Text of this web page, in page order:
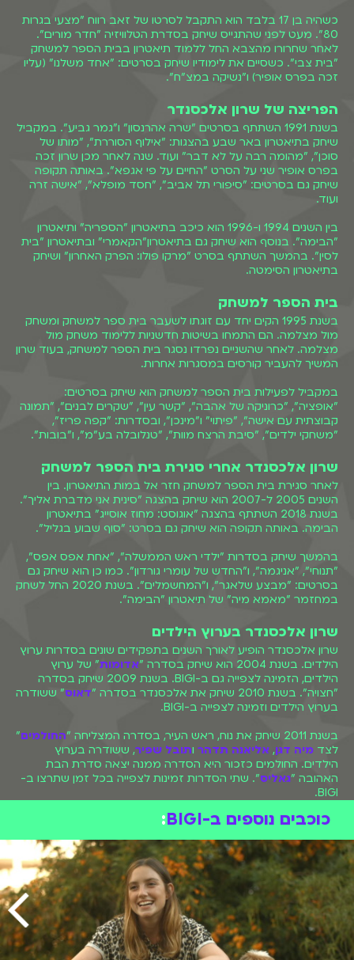
כשהיה בן 17 בלבד הוא התקבל לסרטו של זאב רווח "מצעי בגרות
80". מעט לפני שהתגייס שיחק בסדרת הטלוויזיה "חדר מורים".
לאחר שחרורו מהצבא החל ללמוד תיאטרון בבית הספר למשחק
"בית צבי". כשסיים את לימודיו שיחק בסרטים: "אחד משלנו" (עליו
זכה בפרס אופיר) ו"נשיקה במצ"ח".
הפריצה של שרון אלכסנדר
בשנת 1991 השתתף בסרטים "שרה אהרנסון" ו"גמר גביע". במקביל
שיחק בתיאטרון באר שבע בהצגות: "אילוף הסוררת", "מותו של
סוכן", "מהומה רבה על לא דבר" ועוד. שנה לאחר מכן שרון זכה
בפרס אופיר שני על הסרט "החיים על פי אגפא". באותה תקופה
שיחק גם בסרטים: "סיפורי תל אביב", "חסד מופלא", "אישה זרה
ועוד.
בין השנים 1994 ו-1996 הוא כיכב בתיאטרון "הספריה" ותיאטרון
"הבימה". בנוסף הוא שיחק גם בתיאטרון"הקאמרי" ובתיאטרון "בית
לסין". בהמשך השתתף בסרט "מרקו פולו: הפרק האחרון" ושיחק
בתיאטרון הסימטה.
בית הספר למשחק
בשנת 1995 הקים יחד עם זוגתו לשעבר בית ספר למשחק ומשחק
מול מצלמה. הם התמחו בשיטות חדשניות ללימוד משחק מול
מצלמה. לאחר שהשניים נפרדו נסגר בית הספר למשחק, בעוד שרון
המשיך להעביר קורסים במסגרות אחרות.
במקביל לפעילות בית הספר למשחק הוא שיחק בסרטים:
"אופציה", "כרוניקה של אהבה", "קשר עין", "שקרים לבנים", "תמונה
קבוצתית עם אישה", "פיתוי" ו"מינכן", ובסדרות: "קפה פריז",
"משחקי ילדים", "סיבת הרצח מוות", "טנלובלה בע"מ", ו"בובות".
שרון אלכסנדר אחרי סגירת בית הספר למשחק
לאחר סגירת בית הספר למשחק חזר אל במות התיאטרון. בין
השנים 2005 ל-2007 הוא שיחק בהצגה "סינית אני מדברת אליך".
בשנת 2018 השתתף בהצגה "אוגוסט: מחוז אוסייג" בתיאטרון
הבימה. באותה תקופה הוא שיחק גם בסרט: "סוף שבוע בגליל".
בהמשך שיחק בסדרות "ילדי ראש הממשלה", "אחת אפס אפס",
"תנוחי", "אניגמה", ו"החדש של עומרי גורדון". כמו כן הוא שיחק גם
בסרטים: "מבצע שלאגר", ו"המחשמלים". בשנת 2020 החל לשחק
במחזמר "מאמא מיה" של תיאטרון "הבימה".
שרון אלכסנדר בערוץ הילדים
שרון אלכסנדר הופיע לאורך השנים בתפקידים שונים בסדרות ערוץ
הילדים. בשנת 2004 הוא שיחק בסדרה "
אדומות" של ערוץ
הילדים, הזמינה לצפייה גם ב-BIGI. בשנת 2009 שיחק בסדרה
"חצויה". בשנת 2010 שיחק את אלכסנדר בסדרה "
דאוס" ששודרה
בערוץ הילדים וזמינה לצפייה ב-BIGI.
בשנת 2011 שיחק את נוח, ראש העיר, בסדרה המצליחה "
החולמים"
לצד מיה דגן, אליאנה תדהר ותובל שפיר, ששודרה בערוץ
הילדים. החולמים כזכור היא הסדרה ממנה יצאה סדרת הבת
האהובה "גאליס". שתי הסדרות זמינות לצפייה בכל זמן שתרצו ב-
BIGI.
כוכבים נוספים ב-BIGI :